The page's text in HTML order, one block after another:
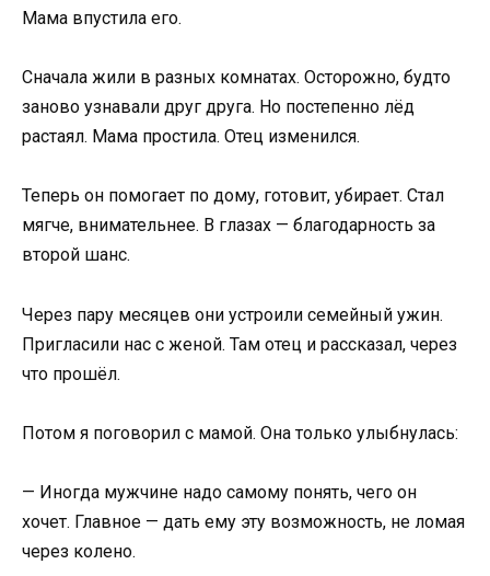
Мама впустила его.
Сначала жили в разных комнатах. Осторожно, будто
заново узнавали друг друга. Но постепенно лёд
растаял. Мама простила. Отец изменился.
Теперь он помогает по дому, готовит, убирает. Стал
мягче, внимательнее. В глазах — благодарность за
второй шанс.
Через пару месяцев они устроили семейный ужин.
Пригласили нас с женой. Там отец и рассказал, через
что прошёл.
Потом я поговорил с мамой. Она только улыбнулась:
— Иногда мужчине надо самому понять, чего он
хочет. Главное — дать ему эту возможность, не ломая
через колено.